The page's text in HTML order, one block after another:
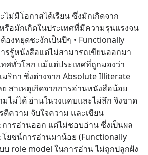
ไม่มีโอกาสได้เรียน ซึ่งมักเกิดจาก
อมักเกิดในประเทศที่มีความรุนแรงจน
องหยุดชะงักเป็นปีๆ • Functionally
รรู้หนังสือแต่ไม่สามารถเขียนออกมา
ทศทั่วโลก แม้แต่ประเทศที่ถูกมองว่า
มริกา ซึ่งต่างจาก Absolute Illiterate
สาเหตุเกิดจากการอ่านหนังสือน้อย
มไม่ได้ อ่านในวงแคบและไม่ลึก จึงขาด
ความ จับใจความ และเขียน
การอ่านออก แต่ไม่ชอบอ่าน ซึ่งเป็นผล
ยชน์การอ่านมาน้อย (Functionally
role model ในการอ่าน ไม่ถูกปลูกฝัง